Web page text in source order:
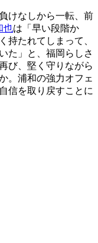
けなしから一転、前
也は「早い段階か
持たれてしまって、
た」と、福岡らしさ
び、堅く守りながら
。浦和の強力オフェ
信を取り戻すことに